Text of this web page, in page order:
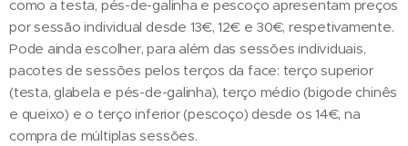
como a testa, pés-de-galinha e pescoço apresentam preços
por sessão individual desde 13€, 12€ e 30€, respetivamente.
Pode ainda escolher, para além das sessões individuais,
pacotes de sessões pelos terços da face: terço superior
(testa, glabela e pés-de-galinha), terço médio (bigode chinês
e queixo) e o terço inferior (pescoço) desde os 14€, na
compra de múltiplas sessões.